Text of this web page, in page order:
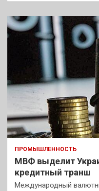
ПРОМЫШЛЕННОСТЬ
МВФ выделит
кредитный транш
Международный